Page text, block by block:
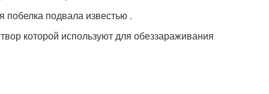
подвала известью .
которой используют для обеззараживания